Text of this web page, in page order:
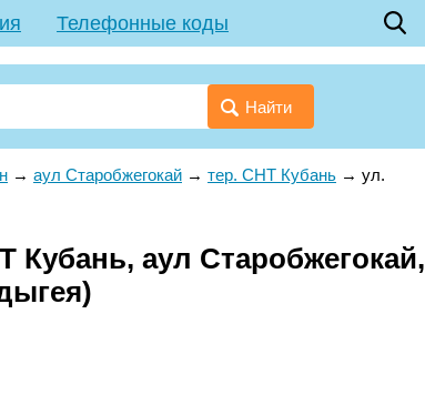
Телефонные коды
Найти
→ аул Старобжегокай → тер. СНТ Кубань → ул.
Кубань, аул Старобжегокай,